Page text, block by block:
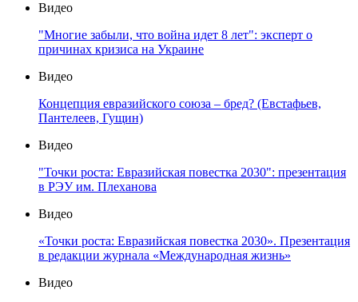
Видео
"Многие забыли, что война идет 8 лет": эксперт о
причинах кризиса на Украине
Видео
Концепция евразийского союза – бред? (Евстафьев,
Пантелеев, Гущин)
Видео
"Точки роста: Евразийская повестка 2030": презентация
в РЭУ им. Плеханова
Видео
«Точки роста: Евразийская повестка 2030». Презентация
в редакции журнала «Международная жизнь»
Видео